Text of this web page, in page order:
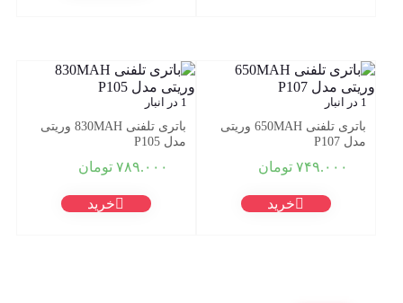
1 در انبار
باتری تلفنی 650MAH وریتی
مدل P107
۷۴۹.۰۰۰ تومان
خرید
1 در انبار
باتری تلفنی 830MAH وریتی
مدل P105
۷۸۹.۰۰۰ تومان
خرید